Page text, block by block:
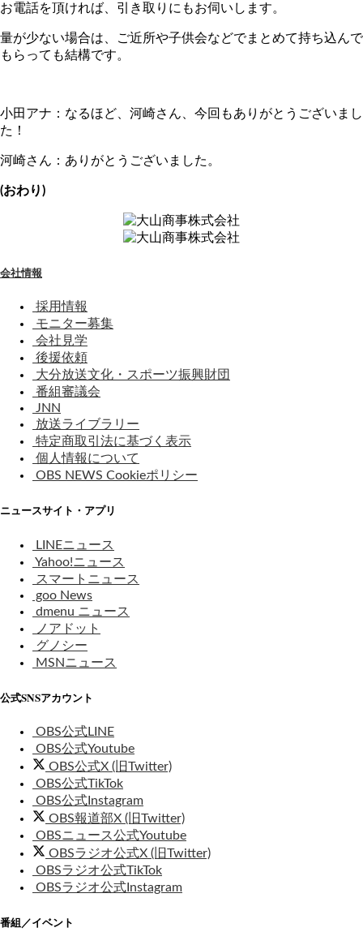
お電話を頂ければ、引き取りにもお伺いします。
量が少ない場合は、ご近所や子供会などでまとめて持ち込んで
もらっても結構です。
小田アナ：なるほど、河崎さん、今回もありがとうございまし
た！
河崎さん：ありがとうございました。
(おわり)
会社情報
採用情報
モニター募集
会社見学
後援依頼
大分放送文化・スポーツ振興財団
番組審議会
JNN
放送ライブラリー
特定商取引法に基づく表示
個人情報について
OBS NEWS Cookieポリシー
ニュースサイト・アプリ
LINEニュース
Yahoo!ニュース
スマートニュース
goo News
dmenu ニュース
ノアドット
グノシー
MSNニュース
公式SNSアカウント
OBS公式LINE
OBS公式Youtube
OBS公式X (旧Twitter)
OBS公式TikTok
OBS公式Instagram
OBS報道部X (旧Twitter)
OBSニュース公式Youtube
OBSラジオ公式X (旧Twitter)
OBSラジオ公式TikTok
OBSラジオ公式Instagram
番組／イベント